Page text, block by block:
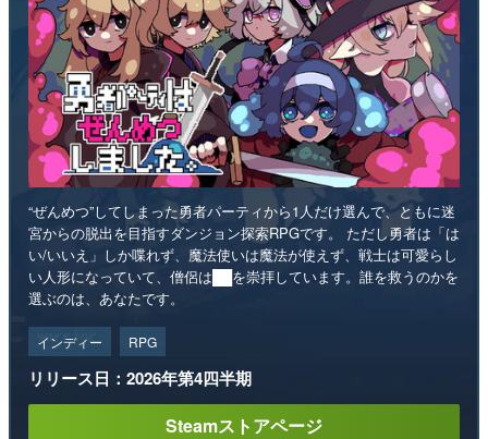
“ぜんめつ”してしまった勇者パーティから1人だけ選んで、ともに迷
宮からの脱出を目指すダンジョン探索RPGです。 ただし勇者は「は
い/いいえ」しか喋れず、魔法使いは魔法が使えず、戦士は可愛らし
い人形になっていて、僧侶は██を崇拝しています。誰を救うのかを
選ぶのは、あなたです。
インディー RPG
リリース日：2026年第4四半期
Steamストアページ